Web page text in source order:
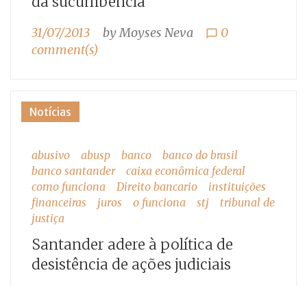
31/07/2013 byMoyses Neva chat_bubble_outline 0
comment(s)
Notícias
abusivo abusp banco
banco do brasil
banco santander
caixa econômica federal
como funciona
Direito bancario
instituições
financeiras
juros o funciona stj
tribunal de
justiça
Santander adere à política de
desistência de ações judiciais